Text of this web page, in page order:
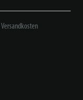
Versandkosten